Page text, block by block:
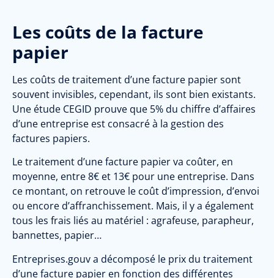
Les coûts de la facture
papier
Les coûts de traitement d’une facture papier sont
souvent invisibles, cependant, ils sont bien existants.
Une étude CEGID prouve que 5% du chiffre d’affaires
d’une entreprise est consacré à la gestion des
factures papiers.
Le traitement d’une facture papier va coûter, en
moyenne, entre 8€ et 13€ pour une entreprise. Dans
ce montant, on retrouve le coût d’impression, d’envoi
ou encore d’affranchissement. Mais, il y a également
tous les frais liés au matériel : agrafeuse, parapheur,
bannettes, papier…
Entreprises.gouv a décomposé le prix du traitement
d’une facture papier en fonction des différentes